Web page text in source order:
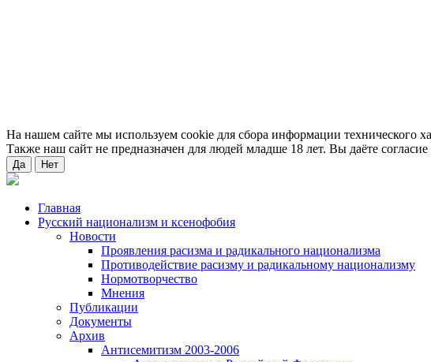
На нашем сайте мы используем cookie для сбора информации технического
Также наш сайт не предназначен для людей младше 18 лет. Вы даёте
Да Нет
Главная
Русский национализм и ксенофобия
Новости
Проявления расизма и радикального национализма
Противодействие расизму и радикальному национализму
Нормотворчество
Мнения
Публикации
Документы
Архив
Антисемитизм 2003-2006